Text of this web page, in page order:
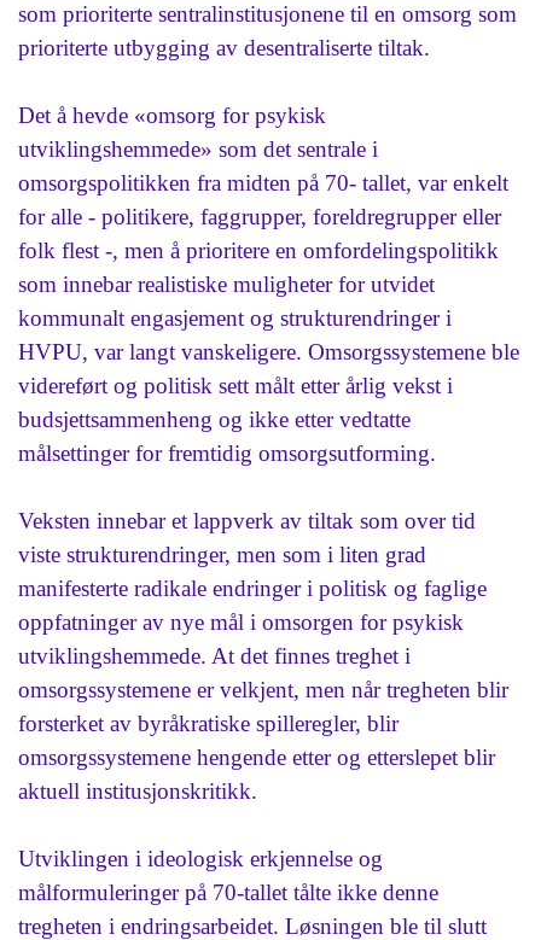
som prioriterte sentralinstitusjonene til en omsorg som
prioriterte utbygging av desentraliserte tiltak.
Det å hevde «omsorg for psykisk
utviklingshemmede» som det sentrale i
omsorgspolitikken fra midten på 70- tallet, var enkelt
for alle - politikere, faggrupper, foreldregrupper eller
folk flest -, men å prioritere en omfordelingspolitikk
som innebar realistiske muligheter for utvidet
kommunalt engasjement og strukturendringer i
HVPU, var langt vanskeligere. Omsorgssystemene ble
videreført og politisk sett målt etter årlig vekst i
budsjettsammenheng og ikke etter vedtatte
målsettinger for fremtidig omsorgsutforming.
Veksten innebar et lappverk av tiltak som over tid
viste strukturendringer, men som i liten grad
manifesterte radikale endringer i politisk og faglige
oppfatninger av nye mål i omsorgen for psykisk
utviklingshemmede. At det finnes treghet i
omsorgssystemene er velkjent, men når tregheten blir
forsterket av byråkratiske spilleregler, blir
omsorgssystemene hengende etter og etterslepet blir
aktuell institusjonskritikk.
Utviklingen i ideologisk erkjennelse og
målformuleringer på 70-tallet tålte ikke denne
tregheten i endringsarbeidet. Løsningen ble til slutt